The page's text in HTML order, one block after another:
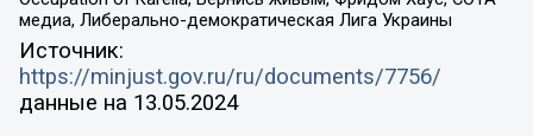
медиа, Либерально-демократическая Лига Украины
Источник:
https://minjust.gov.ru/ru/documents/7756/
данные на 13.05.2024